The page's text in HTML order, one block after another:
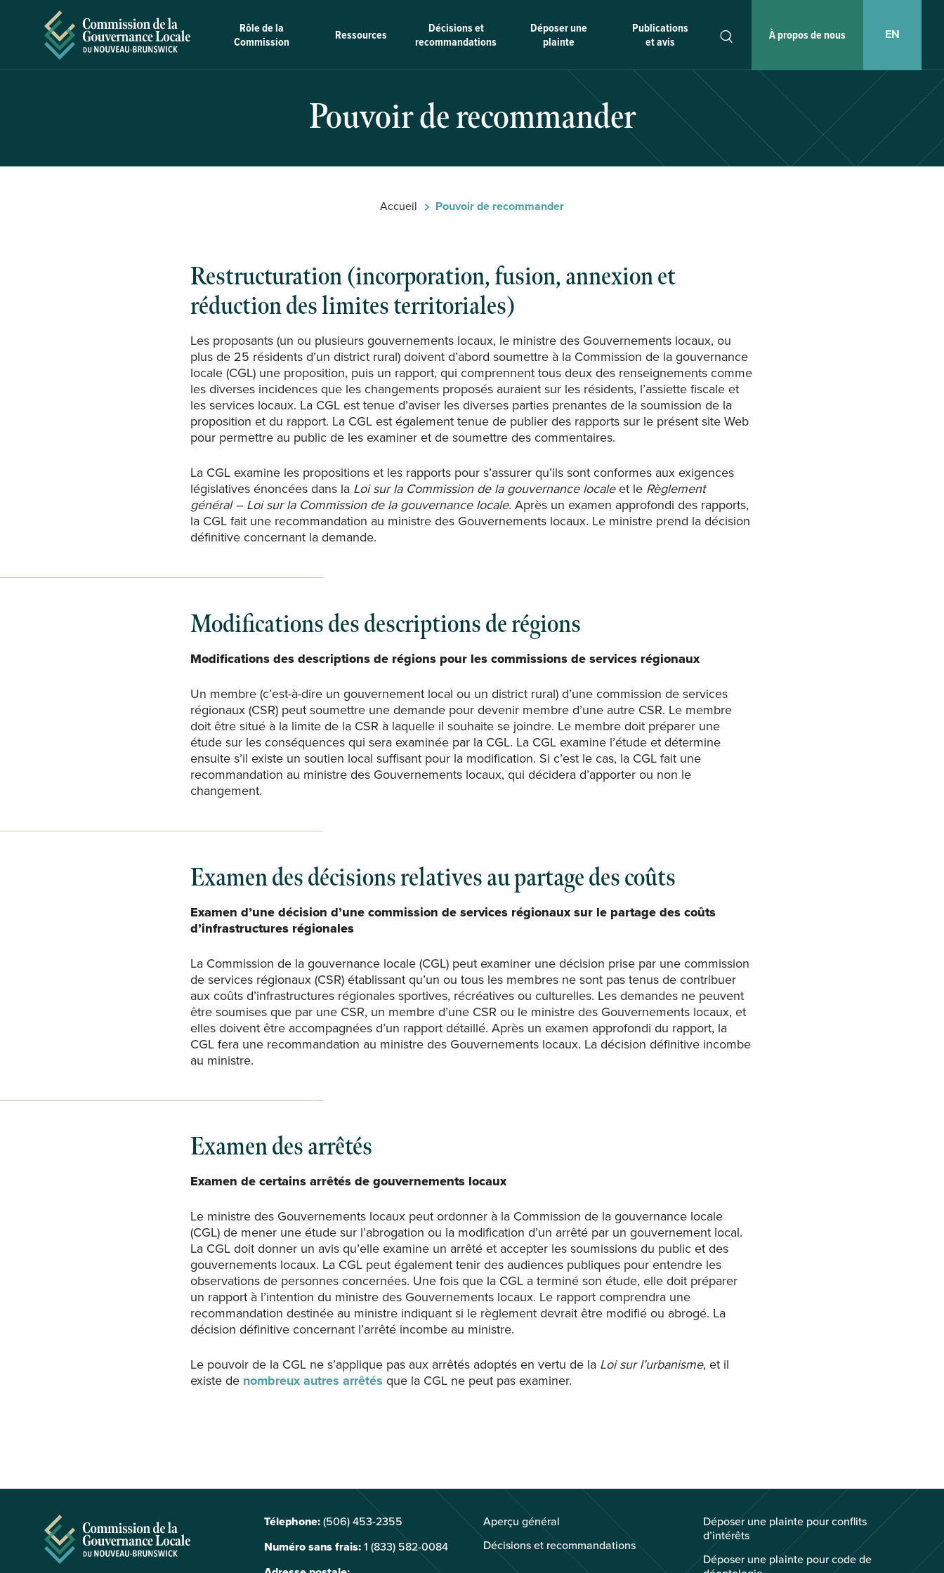
Skip to Content
Rôle de la
Commission
Ressources
Décisions et
recommandations
Déposer une
plainte
Publications
et avis
À propos de nous EN
Pouvoir de recommander
Accueil Pouvoir de recommander
Restructuration (incorporation, fusion, annexion et
réduction des limites territoriales)
Les proposants (un ou plusieurs gouvernements locaux, le ministre des Gouvernements locaux, ou
plus de 25 résidents d’un district rural) doivent d’abord soumettre à la Commission de la gouvernance
locale (CGL) une proposition, puis un rapport, qui comprennent tous deux des renseignements comme
les diverses incidences que les changements proposés auraient sur les résidents, l’assiette fiscale et
les services locaux. La CGL est tenue d’aviser les diverses parties prenantes de la soumission de la
proposition et du rapport. La CGL est également tenue de publier des rapports sur le présent site Web
pour permettre au public de les examiner et de soumettre des commentaires.
La CGL examine les propositions et les rapports pour s’assurer qu’ils sont conformes aux exigences
législatives énoncées dans la Loi sur la Commission de la gouvernance localeet le Règlement
général – Loi sur la Commission de la gouvernance locale. Après un examen approfondi des rapports,
la CGL fait une recommandation au ministre des Gouvernements locaux. Le ministre prend la décision
définitive concernant la demande.
Modifications des descriptions de régions
Modifications des descriptions de régions pour les commissions de services régionaux
Un membre (c’est-à-dire un gouvernement local ou un district rural) d’une commission de services
régionaux (CSR) peut soumettre une demande pour devenir membre d’une autre CSR. Le membre
doit être situé à la limite de la CSR à laquelle il souhaite se joindre. Le membre doit préparer une
étude sur les conséquences qui sera examinée par la CGL. La CGL examine l’étude et détermine
ensuite s’il existe un soutien local suffisant pour la modification. Si c’est le cas, la CGL fait une
recommandation au ministre des Gouvernements locaux, qui décidera d’apporter ou non le
changement.
Examen des décisions relatives au partage des coûts
Examen d’une décision d’une commission de services régionaux sur le partage des coûts
d’infrastructures régionales
La Commission de la gouvernance locale (CGL) peut examiner une décision prise par une commission
de services régionaux (CSR) établissant qu’un ou tous les membres ne sont pas tenus de contribuer
aux coûts d’infrastructures régionales sportives, récréatives ou culturelles. Les demandes ne peuvent
être soumises que par une CSR, un membre d’une CSR ou le ministre des Gouvernements locaux, et
elles doivent être accompagnées d’un rapport détaillé. Après un examen approfondi du rapport, la
CGL fera une recommandation au ministre des Gouvernements locaux. La décision définitive incombe
au ministre.
Examen des arrêtés
Examen de certains arrêtés de gouvernements locaux
Le ministre des Gouvernements locaux peut ordonner à la Commission de la gouvernance locale
(CGL) de mener une étude sur l’abrogation ou la modification d’un arrêté par un gouvernement local.
La CGL doit donner un avis qu’elle examine un arrêté et accepter les soumissions du public et des
gouvernements locaux. La CGL peut également tenir des audiences publiques pour entendre les
observations de personnes concernées. Une fois que la CGL a terminé son étude, elle doit préparer
un rapport à l’intention du ministre des Gouvernements locaux. Le rapport comprendra une
recommandation destinée au ministre indiquant si le règlement devrait être modifié ou abrogé. La
décision définitive concernant l’arrêté incombe au ministre.
Le pouvoir de la CGL ne s’applique pas aux arrêtés adoptés en vertu de la Loi sur l’urbanisme, et il
existe de nombreux autres arrêtés que la CGL ne peut pas examiner.
Télephone:(506) 453-2355
Numéro sans frais:1 (833) 582-0084
Aperçu général
Décisions et recommandations
Déposer une plainte pour conflits
d’intérêts
Déposer une plainte pour code de